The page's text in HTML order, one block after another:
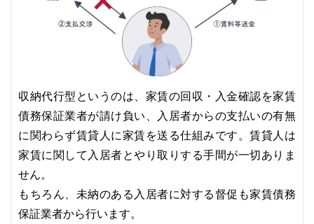
収納代行型というのは、家賃の回収・入金確認を家賃
債務保証業者が請け負い、入居者からの支払いの有無
に関わらず賃貸人に家賃を送る仕組みです。賃貸人は
家賃に関して入居者とやり取りする手間が一切ありま
せん。
もちろん、未納のある入居者に対する督促も家賃債務
保証業者から行います。